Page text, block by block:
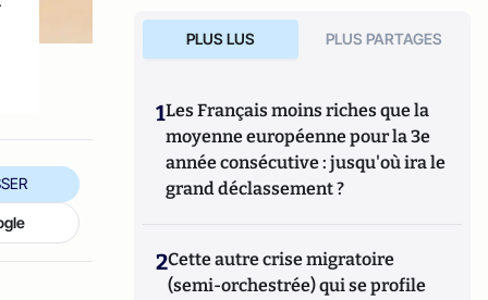
PLUS LUS PLUS PARTAGES
1Les Français moins riches que la
moyenne européenne pour la 3e
année consécutive : jusqu'où ira le
grand déclassement ?
2Cette autre crise migratoire
(semi-orchestrée) qui se profile